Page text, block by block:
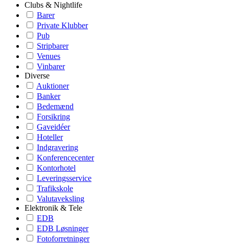
Clubs & Nightlife
Barer
Private Klubber
Pub
Stripbarer
Venues
Vinbarer
Diverse
Auktioner
Banker
Bedemænd
Forsikring
Gaveidéer
Hoteller
Indgravering
Konferencecenter
Kontorhotel
Leveringsservice
Trafikskole
Valutaveksling
Elektronik & Tele
EDB
EDB Løsninger
Fotoforretninger